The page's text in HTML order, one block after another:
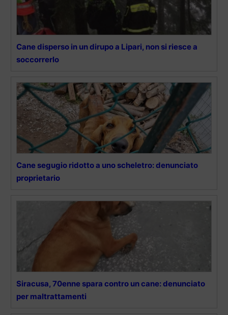
Cane disperso in un dirupo a Lipari, non si riesce a
soccorrerlo
Cane segugio ridotto a uno scheletro: denunciato
proprietario
Siracusa, 70enne spara contro un cane: denunciato
per maltrattamenti